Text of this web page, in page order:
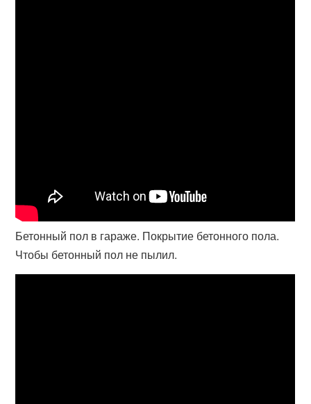
Бетонный пол в гараже. Покрытие бетонного пола.
Чтобы бетонный пол не пылил.